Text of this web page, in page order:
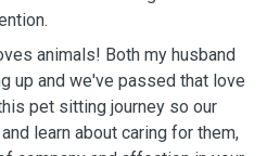
animals! Both my husband
up and we've passed that love
pet sitting journey so our
learn about caring for them,